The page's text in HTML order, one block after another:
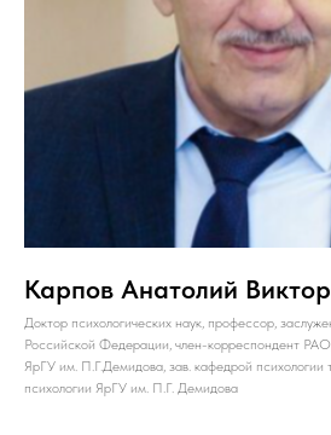
Карпов Анатолий
Доктор психологических наук, профессор,
Российской Федерации, член-корреспондент РАО,
ЯрГУ им. П.Г.Демидова, зав. кафедрой психологии
психологии ЯрГУ им. П.Г. Демидова